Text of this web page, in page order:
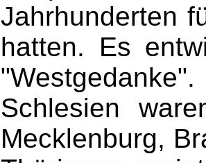
Jahrhunderten
hatten. Es
Schlesien
Mecklenburg,